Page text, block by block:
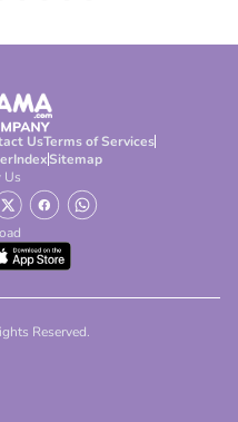
UsTerms of Services
IndexSitemap
Us
Reserved.